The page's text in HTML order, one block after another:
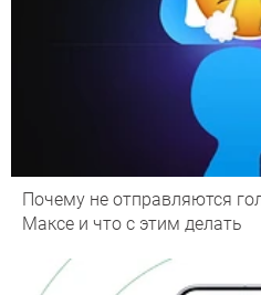
Почему не отправляются
Максе и что с этим делать